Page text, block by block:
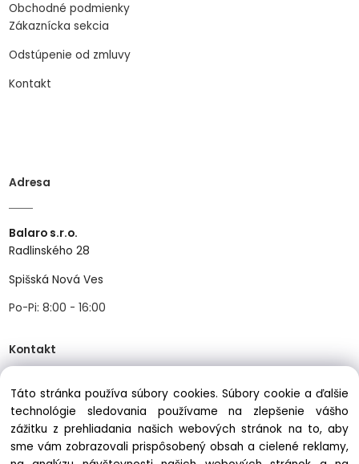
Obchodné podmienky
Zákaznícka sekcia
Odstúpenie od zmluvy
Kontakt
Adresa
Balaro s.r.o.
Radlinského 28
Spišská Nová Ves
Po-Pi: 8:00 - 16:00
Kontakt
Tel:+421534466489
Mail:info@balastav.sk
Táto stránka používa súbory cookies. Súbory cookie a ďalšie
technológie sledovania používame na zlepšenie vášho
zážitku z prehliadania našich webových stránok na to, aby
sme vám zobrazovali prispôsobený obsah a cielené reklamy,